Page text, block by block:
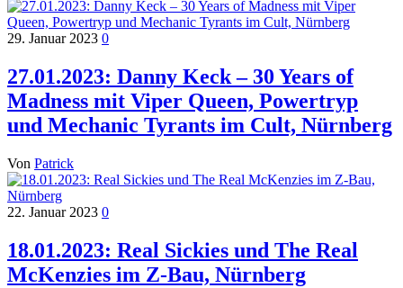
29. Januar 2023 0
27.01.2023: Danny Keck – 30 Years of
Madness mit Viper Queen, Powertryp
und Mechanic Tyrants im Cult, Nürnberg
Von Patrick
22. Januar 2023 0
18.01.2023: Real Sickies und The Real
McKenzies im Z-Bau, Nürnberg